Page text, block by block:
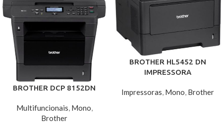
BROTHER DCP 8152DN
Multifuncionais, Mono,
Brother
BROTHER HL5452 DN
IMPRESSORA
Impressoras Mono Brother